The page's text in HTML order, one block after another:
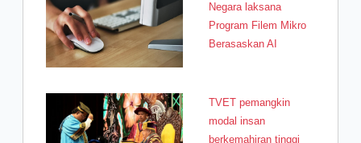
Negara laksana
Program Filem Mikro
Berasaskan AI
TVET pemangkin
modal insan
berkemahiran tinggi